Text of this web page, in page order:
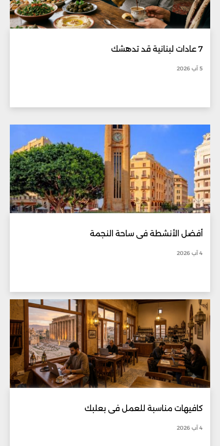
7 عادات لبنانية قد تدهشك
5 آب 2026
أفضل الأنشطة في ساحة النجمة
4 آب 2026
كافيهات مناسبة للعمل في بعلبك
4 آب 2026